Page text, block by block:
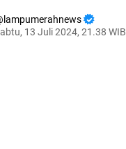
lampumerahnews
13 Juli 2024, 21.38 WIB